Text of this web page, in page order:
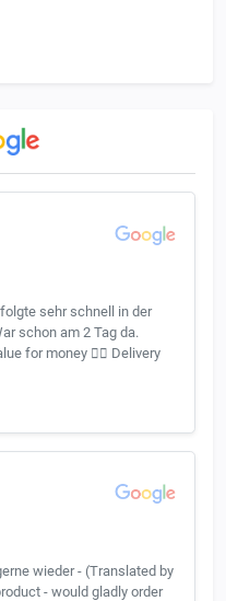
sehr schnell in der
schon am 2 Tag da.
for money 👍🏻 Delivery
wieder - (Translated by
- would gladly order